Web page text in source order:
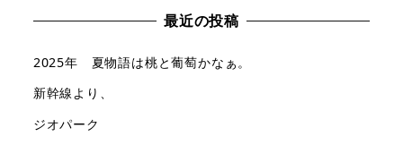
最近の投稿
2025年 夏物語は桃と葡萄かなぁ。
新幹線より、
ジオパーク